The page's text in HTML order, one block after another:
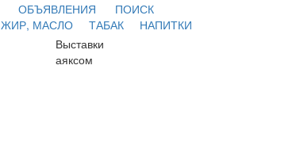
ОБЪЯВЛЕНИЯ
ПОИСК
ЖИР, МАСЛО ТАБАК НАПИТКИ
Выставки
аяксом